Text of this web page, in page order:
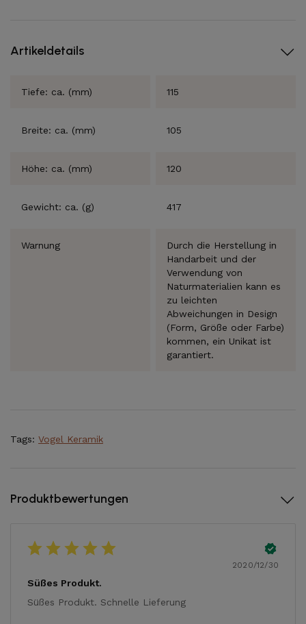
Artikeldetails
Tiefe: ca. (mm) 115
Breite: ca. (mm) 105
Höhe: ca. (mm) 120
Gewicht: ca. (g) 417
Warnung
Durch die Herstellung in
Handarbeit und der
Verwendung von
Naturmaterialien kann es
zu leichten
Abweichungen in Design
(Form, Größe oder Farbe)
kommen, ein Unikat ist
garantiert.
Tags: Vogel Keramik
Produktbewertungen
2020/12/30
Süßes Produkt.
Süßes Produkt. Schnelle Lieferung